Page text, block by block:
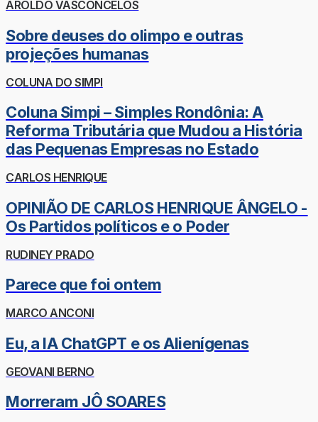
AROLDO VASCONCELOS
Sobre deuses do olimpo e outras
projeções humanas
COLUNA DO SIMPI
Coluna Simpi – Simples Rondônia: A
Reforma Tributária que Mudou a História
das Pequenas Empresas no Estado
CARLOS HENRIQUE
OPINIÃO DE CARLOS HENRIQUE ÂNGELO -
Os Partidos políticos e o Poder
RUDINEY PRADO
Parece que foi ontem
MARCO ANCONI
Eu, a IA ChatGPT e os Alienígenas
GEOVANI BERNO
Morreram JÔ SOARES